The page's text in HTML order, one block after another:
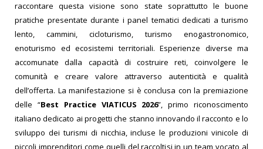
raccontare questa visione sono state soprattutto le buone
pratiche presentate durante i panel tematici dedicati a turismo
lento, cammini, cicloturismo, turismo enogastronomico,
enoturismo ed ecosistemi territoriali. Esperienze diverse ma
accomunate dalla capacità di costruire reti, coinvolgere le
comunità e creare valore attraverso autenticità e qualità
dell’offerta. La manifestazione si è conclusa con la premiazione
delle “Best Practice VIATICUS 2026”, primo riconoscimento
italiano dedicato ai progetti che stanno innovando il racconto e lo
sviluppo dei turismi di nicchia, incluse le produzioni vinicole di
piccoli imprenditori come quelli del raccoltisi in un team vocato al